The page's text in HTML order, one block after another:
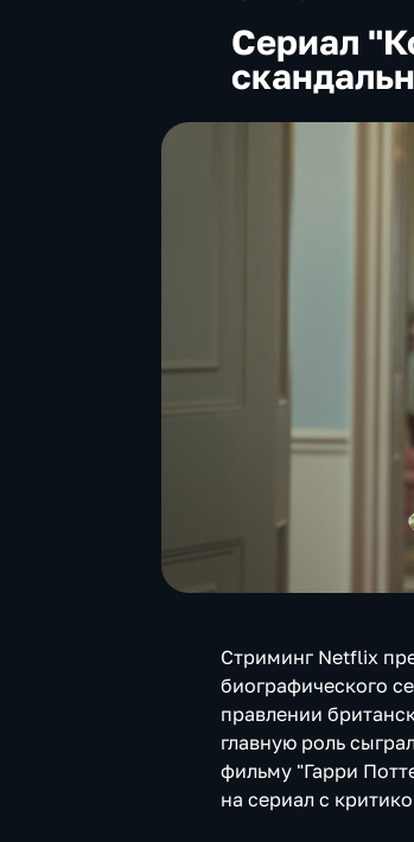
Сериал
Стриминг Netflix
биографического
правлении
главную роль
фильму "Гарри
на сериал с